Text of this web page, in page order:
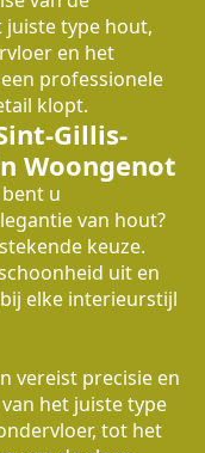
juiste type hout,
en het
professionele
klopt.
Gillis-
Woongenot
u
van hout?
keuze.
uit en
elke interieurstijl
vereist precisie en
het juiste type
tot het